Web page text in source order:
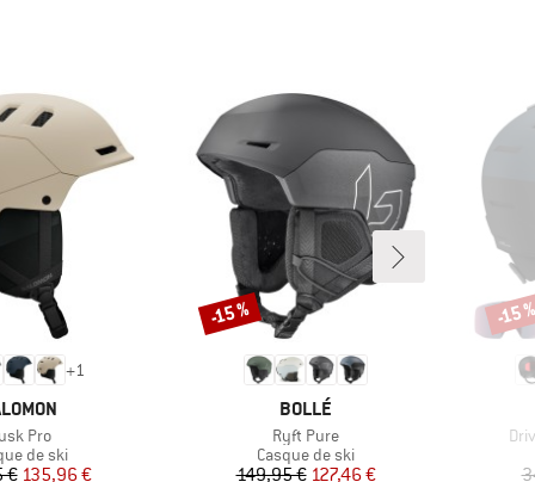
+1
Pro
group
de ski
Prix
€Prix réduit
135,96 €
MARQUE
BOLLÉ
Article
Ryft Pure
Product group
Casque de ski
Prix
149,95 €Prix réduit
127,46 €
Remise
-15 % -15